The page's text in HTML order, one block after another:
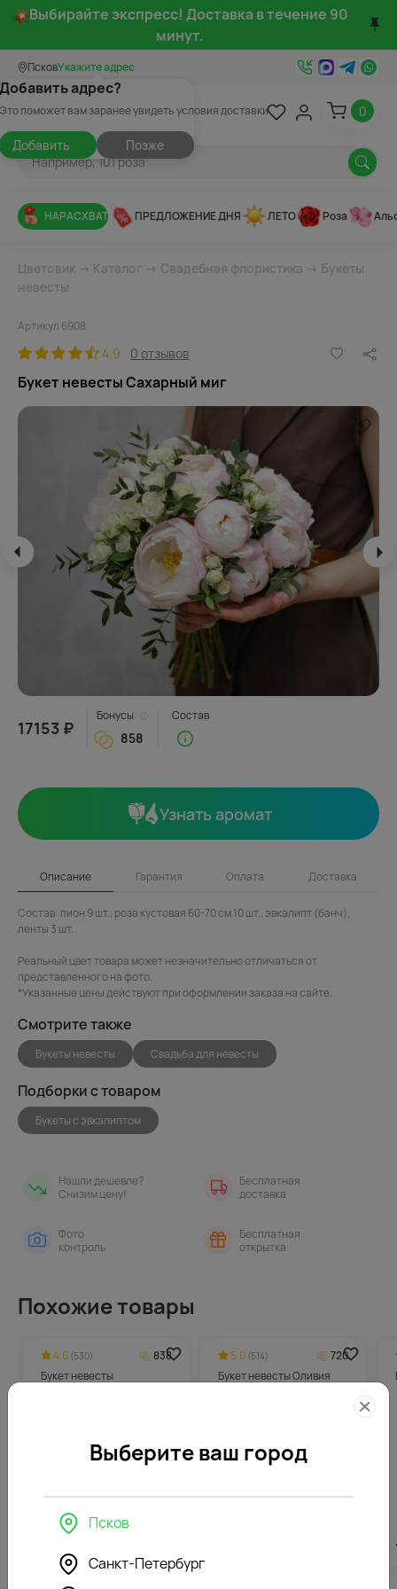
Выбирайте экспресс! Доставка в течение 90
минут.
ПсковУкажите адрес
адрес?
поможет вам заранее увидеть условия доставки
Добавить Позже
0
НАРАСХВАТ ПРЕДЛОЖЕНИЕ ДНЯ ЛЕТО Роза
Цветовик → Каталог → Свадебная флористика → Букеты
невесты
Артикул 6908
4.9 0 отзывов
Букет невесты Сахарный миг
17153 ₽
Бонусы
858
Состав
Узнать аромат
Описание Гарантия Оплата Доставка
Состав: пион 9 шт., роза кустовая 60-70 см 10 шт., эвкалипт (банч),
ленты 3 шт.
Реальный цвет товара может незначительно отличаться от
представленного на фото.
*Указанные цены действуют при оформлении заказа на сайте.
Смотрите также
Букеты невесты Свадьба для невесты
Подборки с товаром
Букеты с эвкалиптом
Нашли дешевле?
Снизим цену!
Бесплатная
доставка
Фото
контроль
Бесплатная
открытка
Похожие товары
4.6 (530)
838
Букет невесты
5.0 (514)
720
Букет невесты Оливия
Выберите ваш город
Псков
Санкт-Петербург